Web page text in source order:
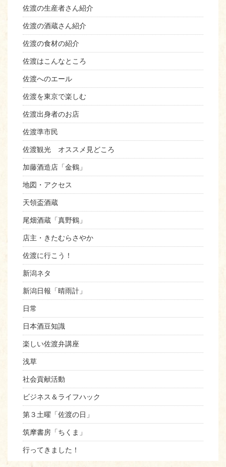
佐渡の生産者さん紹介
佐渡の酒蔵さん紹介
佐渡の食材の紹介
佐渡はこんなところ
佐渡へのエール
佐渡を東京で楽しむ
佐渡出身者のお店
佐渡準市民
佐渡観光 オススメ見どころ
加藤酒造店「金鶴」
地図・アクセス
天領盃酒蔵
尾畑酒蔵「真野鶴」
店主・きたむらさやか
佐渡に行こう！
新潟ネタ
新潟日報「晴雨計」
日常
日本酒豆知識
楽しい佐渡弁講座
浅草
社会貢献活動
ビジネス＆ライフハック
第３土曜「佐渡の日」
筑摩書房「ちくま」
行ってきました！